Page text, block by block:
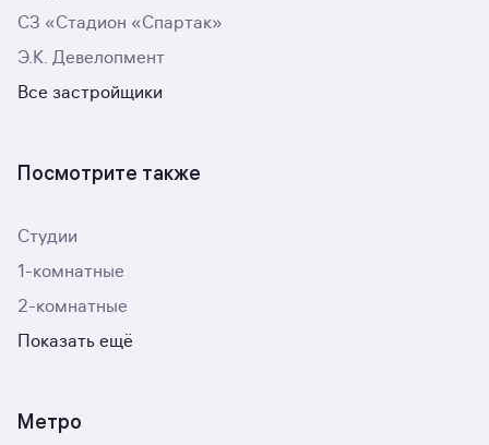
СЗ «Стадион «Спартак»
Э.К. Девелопмент
Все застройщики
Посмотрите также
Студии
1-комнатные
2-комнатные
Показать ещё
Метро